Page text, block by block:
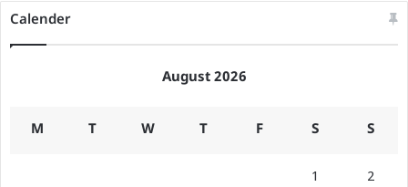
Calender
August 2026
M T W T F S S
1 2